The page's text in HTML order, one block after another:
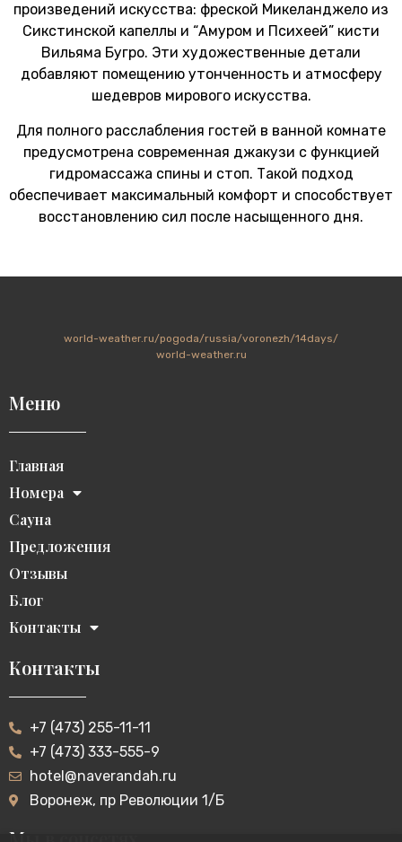
произведений искусства: фреской Микеланджело из
Сикстинской капеллы и “Амуром и Психеей” кисти
Вильяма Бугро. Эти художественные детали
добавляют помещению утонченность и атмосферу
шедевров мирового искусства.
Для полного расслабления гостей в ванной комнате
предусмотрена современная джакузи с функцией
гидромассажа спины и стоп. Такой подход
обеспечивает максимальный комфорт и способствует
восстановлению сил после насыщенного дня.
world-weather.ru/pogoda/russia/voronezh/14days/
world-weather.ru
Меню
Главная
Номера
Сауна
Предложения
Отзывы
Блог
Контакты
Контакты
+7 (473) 255-11-11
+7 (473) 333-555-9
hotel@naverandah.ru
Воронеж, пр Революции 1/Б